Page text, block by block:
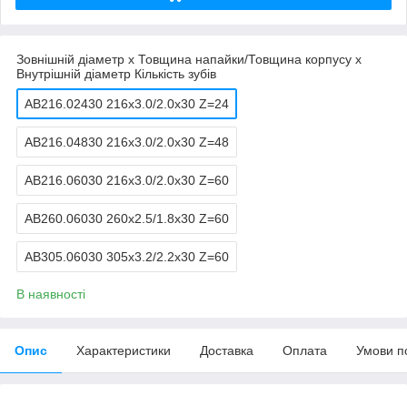
Зовнішній діаметр х Товщина напайки/Товщина корпусу х
Внутрішній діаметр Кількість зубів
AB216.02430 216х3.0/2.0х30 Z=24
AB216.04830 216х3.0/2.0х30 Z=48
AB216.06030 216х3.0/2.0х30 Z=60
AB260.06030 260х2.5/1.8х30 Z=60
AB305.06030 305х3.2/2.2х30 Z=60
В наявності
Опис Характеристики Доставка Оплата Умови